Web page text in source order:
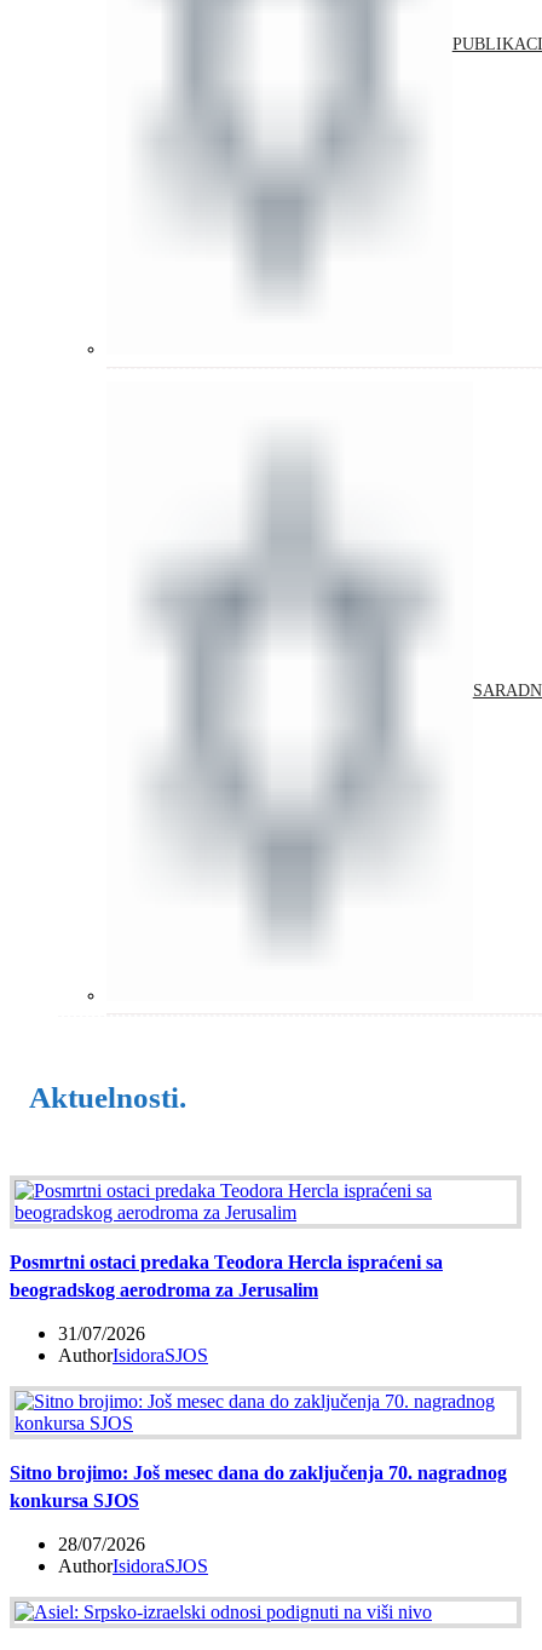
Aktuelnosti.
Posmrtni ostaci predaka Teodora Hercla ispraćeni sa
beogradskog aerodroma za Jerusalim
31/07/2026
AuthorIsidoraSJOS
Sitno brojimo: Još mesec dana do zaključenja 70. nagradnog
konkursa SJOS
28/07/2026
AuthorIsidoraSJOS